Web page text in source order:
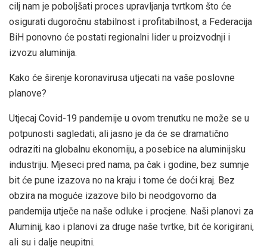
cilj nam je poboljšati proces upravljanja tvrtkom što će
osigurati dugoročnu stabilnost i profitabilnost, a Federacija
BiH ponovno će postati regionalni lider u proizvodnji i
izvozu aluminija.
Kako će širenje koronavirusa utjecati na vaše poslovne
planove?
Utjecaj Covid-19 pandemije u ovom trenutku ne može se u
potpunosti sagledati, ali jasno je da će se dramatično
odraziti na globalnu ekonomiju, a posebice na aluminijsku
industriju. Mjeseci pred nama, pa čak i godine, bez sumnje
bit će pune izazova no na kraju i tome će doći kraj. Bez
obzira na moguće izazove bilo bi neodgovorno da
pandemija utječe na naše odluke i procjene. Naši planovi za
Aluminij, kao i planovi za druge naše tvrtke, bit će korigirani,
ali su i dalje neupitni.